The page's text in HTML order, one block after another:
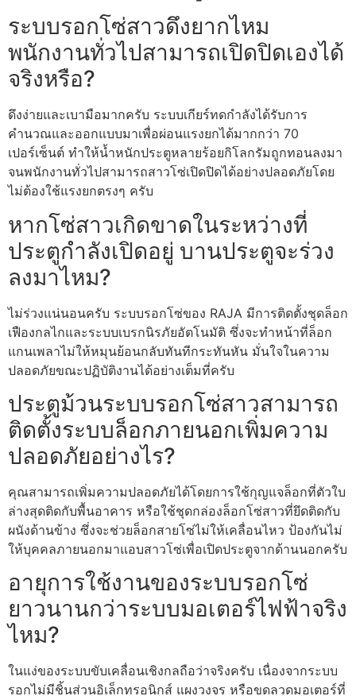
ระบบรอกโซ่สาวดึงยากไหม
พนักงานทั่วไปสามารถเปิดปิดเองได้
จริงหรือ?
ดึงง่ายและเบามือมากครับ ระบบเกียร์ทดกำลังได้รับการ
คำนวณและออกแบบมาเพื่อผ่อนแรงยกได้มากกว่า 70
เปอร์เซ็นต์ ทำให้น้ำหนักประตูหลายร้อยกิโลกรัมถูกทอนลงมา
จนพนักงานทั่วไปสามารถสาวโซ่เปิดปิดได้อย่างปลอดภัยโดย
ไม่ต้องใช้แรงยกตรงๆ ครับ
หากโซ่สาวเกิดขาดในระหว่างที่
ประตูกำลังเปิดอยู่ บานประตูจะร่วง
ลงมาไหม?
ไม่ร่วงแน่นอนครับ ระบบรอกโซ่ของ RAJA มีการติดตั้งชุดล็อก
เฟืองกลไกและระบบเบรกนิรภัยอัตโนมัติ ซึ่งจะทำหน้าที่ล็อก
แกนเพลาไม่ให้หมุนย้อนกลับทันทีกระทันหัน มั่นใจในความ
ปลอดภัยขณะปฏิบัติงานได้อย่างเต็มที่ครับ
ประตูม้วนระบบรอกโซ่สาวสามารถ
ติดตั้งระบบล็อกภายนอกเพิ่มความ
ปลอดภัยอย่างไร?
คุณสามารถเพิ่มความปลอดภัยได้โดยการใช้กุญแจล็อกที่ตัวใบ
ล่างสุดติดกับพื้นอาคาร หรือใช้ชุดกล่องล็อกโซ่สาวที่ยึดติดกับ
ผนังด้านข้าง ซึ่งจะช่วยล็อกสายโซ่ไม่ให้เคลื่อนไหว ป้องกันไม่
ให้บุคคลภายนอกมาแอบสาวโซ่เพื่อเปิดประตูจากด้านนอกครับ
อายุการใช้งานของระบบรอกโซ่
ยาวนานกว่าระบบมอเตอร์ไฟฟ้าจริง
ไหม?
ในแง่ของระบบขับเคลื่อนเชิงกลถือว่าจริงครับ เนื่องจากระบบ
รอกไม่มีชิ้นส่วนอิเล็กทรอนิกส์ แผงวงจร หรือขดลวดมอเตอร์ที่